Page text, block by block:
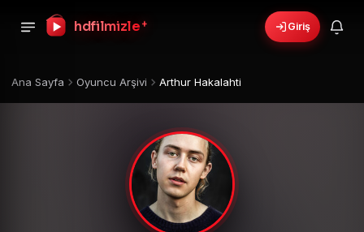
hdfilmizle + Giriş
Ana Sayfa Oyuncu Arşivi Arthur Hakalahti